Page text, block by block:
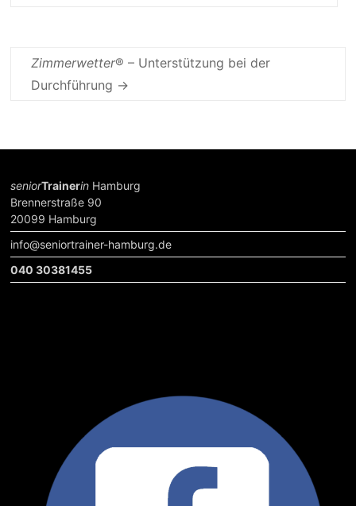
Zimmerwetter® – Unterstützung bei der
Durchführung →
seniorTrainerin Hamburg
Brennerstraße 90
20099 Hamburg
info@seniortrainer-hamburg.de
040 30381455